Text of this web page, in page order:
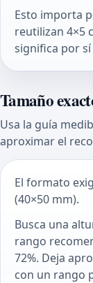
Esto importa
reutilizan 4×5
significa por
Tamaño
Usa la guía
aproximar el
El formato
(40×50 mm).
Busca una
rango
72%. Deja
con un rango